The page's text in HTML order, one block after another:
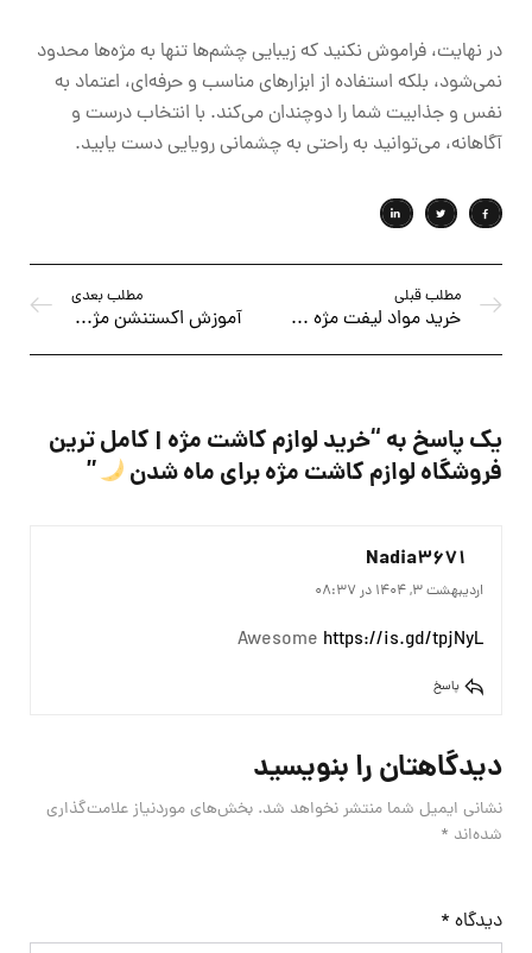
در نهایت، فراموش نکنید که زیبایی چشم‌ها تنها به مژه‌ها محدود
نمی‌شود، بلکه استفاده از ابزارهای مناسب و حرفه‌ای، اعتماد به
نفس و جذابیت شما را دوچندان می‌کند. با انتخاب درست و
آگاهانه، می‌توانید به راحتی به چشمانی رویایی دست یابید.
مطلب قبلی
خرید مواد لیفت مژه و ابرو | لوازم مورد نیاز برای ماه شدن
مطلب بعدی
آموزش اکستنشن مژه از 0 | فقط در 20 دقیقه
یک پاسخ به“خرید لوازم کاشت مژه | کامل ترین
فروشگاه لوازم کاشت مژه برای ماه شدن
”
Nadia3671
اردیبهشت 3, 1404 در 08:37
Awesome https://is.gd/tpjNyL
پاسخ
دیدگاهتان را بنویسید
نشانی ایمیل شما منتشر نخواهد شد. بخش‌های موردنیاز علامت‌گذاری
شده‌اند *
دیدگاه *